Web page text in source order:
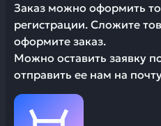
Заказ можно оформить
регистрации. Сложите
оформите заказ.
Можно оставить заявку
отправить ее нам на